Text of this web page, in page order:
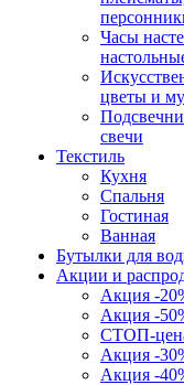
Часы
цветы и
свечи
Текстиль
Кухня
Спальня
Гостиная
Ванная
Бутылки для
Акции и
Акция -
Акция -
СТОП-
Акция -
Акция -